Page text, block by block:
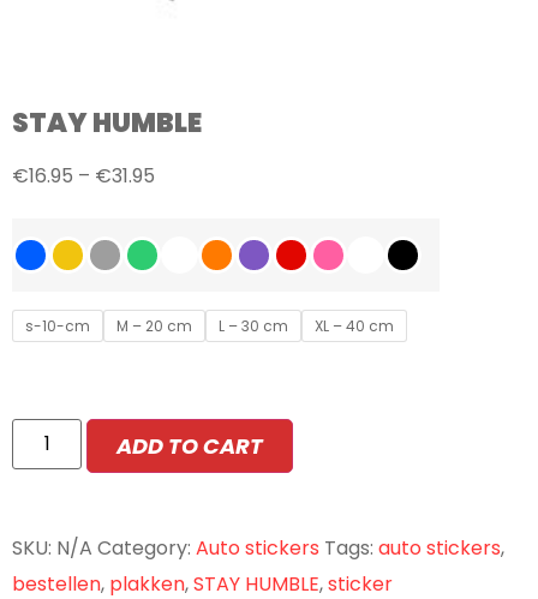
STAY HUMBLE
€16.95 – €31.95
s-10-cm M – 20 cm L – 30 cm XL – 40 cm
ADD TO CART
SKU: N/A Category: Auto stickers Tags: auto stickers,
bestellen, plakken,STAY HUMBLE,sticker